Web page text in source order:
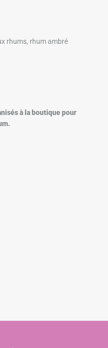
rhums, rhum ambré
à la boutique pour